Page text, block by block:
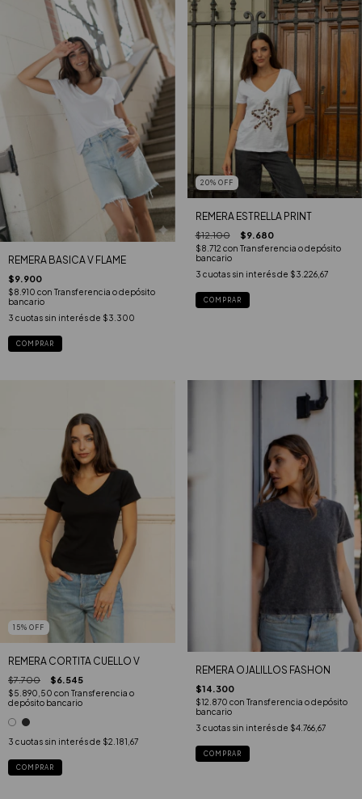
REMERA BASICA V FLAME
$9.900
$8.910 con Transferencia o depósito
bancario
3 cuotas sin interés de $3.300
COMPRAR
20% OFF
REMERA ESTRELLA PRINT
$12.100 $9.680
$8.712 con Transferencia o depósito
bancario
3 cuotas sin interés de $3.226,67
COMPRAR
15% OFF
REMERA CORTITA CUELLO V
$7.700 $6.545
$5.890,50 con Transferencia o
depósito bancario
3 cuotas sin interés de $2.181,67
COMPRAR
REMERA OJALILLOS FASHON
$14.300
$12.870 con Transferencia o depósito
bancario
3 cuotas sin interés de $4.766,67
COMPRAR